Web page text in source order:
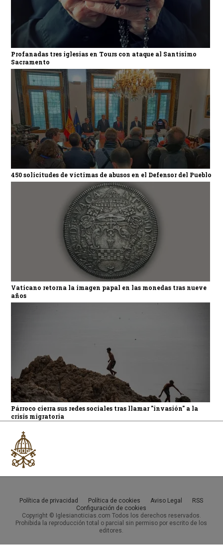
Profanadas tres iglesias en Tours con ataque al Santísimo
Sacramento
450 solicitudes de víctimas de abusos en el Defensor del Pueblo
Vaticano retorna la imagen papal en las monedas tras nueve
años
Párroco cierra sus redes sociales tras llamar "invasión" a la
crisis migratoria
Política de privacidad Política de cookies Aviso Legal
RSS
Configuración de cookies
Copyright © Iglesianoticias.com Todos los derechos reservados.
Prohibida la reproducción total o parcial sin permiso por escrito de los
editores.